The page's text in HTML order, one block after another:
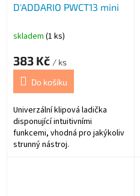
D'ADDARIO PWCT13 mini
skladem (1 ks)
383 Kč / ks
Do košíku
Univerzální klipová ladička
disponující intuitivními
funkcemi, vhodná pro jakýkoliv
strunný nástroj.